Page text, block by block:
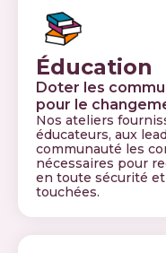
Éducation
Doter les
pour le
Nos ateliers
éducateurs, aux
communauté les
nécessaires pour
en toute sécurité
touchées.